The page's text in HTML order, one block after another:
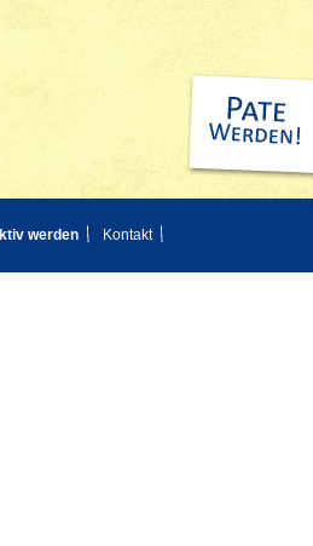
werden Kontakt